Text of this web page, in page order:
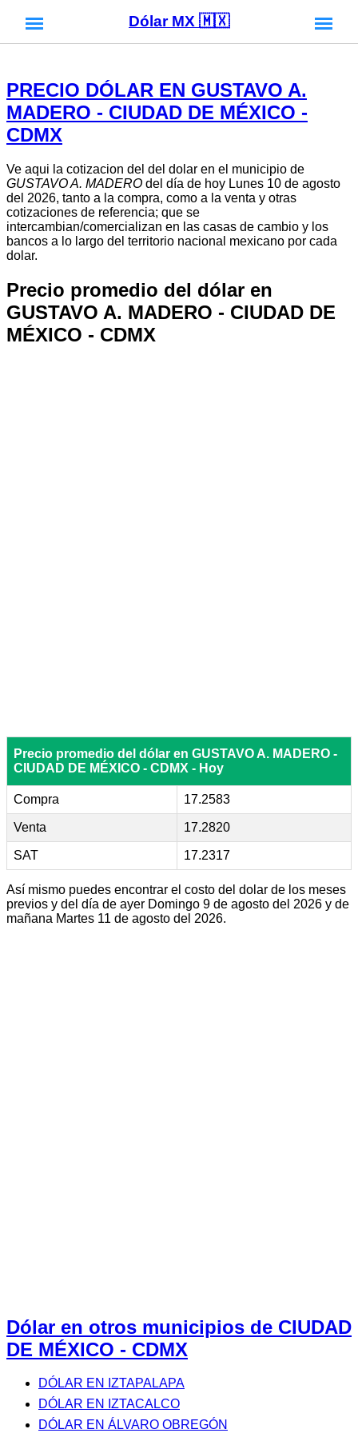
Dólar MX 🇲🇽
PRECIO DÓLAR EN GUSTAVO A.
MADERO - CIUDAD DE MÉXICO -
CDMX
Ve aqui la cotizacion del del dolar en el municipio de
GUSTAVO A. MADERO del día de hoy Lunes 10 de agosto
del 2026, tanto a la compra, como a la venta y otras
cotizaciones de referencia; que se
intercambian/comercializan en las casas de cambio y los
bancos a lo largo del territorio nacional mexicano por cada
dolar.
Precio promedio del dólar en
GUSTAVO A. MADERO - CIUDAD DE
MÉXICO - CDMX
Precio promedio del dólar en GUSTAVO A. MADERO -
CIUDAD DE MÉXICO - CDMX - Hoy
Compra 17.2583
Venta 17.2820
SAT 17.2317
Así mismo puedes encontrar el costo del dolar de los meses
previos y del día de ayer Domingo 9 de agosto del 2026 y de
mañana Martes 11 de agosto del 2026.
Dólar en otros municipios de CIUDAD
DE MÉXICO - CDMX
DÓLAR EN IZTAPALAPA
DÓLAR EN IZTACALCO
DÓLAR EN ÁLVARO OBREGÓN